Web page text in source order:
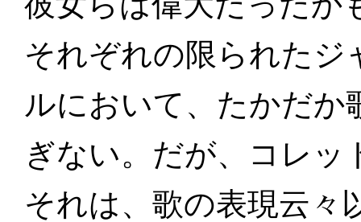
それぞれの限られたジ
ルにおいて、たかだか
ぎない。だが、コレッ
それは、歌の表現云々